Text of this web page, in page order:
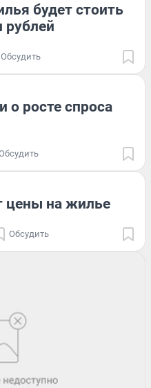
будет стоить
рублей
Обсудить
о росте спроса
цены на жилье
Обсудить